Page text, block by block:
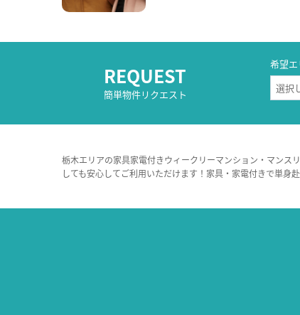
REQUEST
簡単物件リクエスト
希望エ
栃木エリアの家具家電付きウィークリーマンション・マンス
しても安心してご利用いただけます！家具・家電付きで単身赴